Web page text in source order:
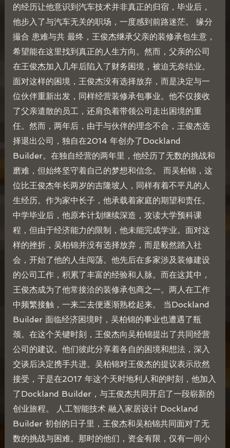
的经历让他意识到汽车技术并非真正的归宿，毕业后，
他步入了与汽车无关的职场，一度感到前路迷茫。 缘分
撮合 患难与共 最终，王俊杰继承父亲的装修承包生意，
希望能在这里找到真正的人生方向。然而，父亲的公司
在王俊杰加入几年后陷入了财务困境，被迫无奈结业。
面对这样的困境，王俊杰没有选择放弃，而是决定与一
位伙伴重新出发，同样经营装修承包事业。他不仅接收
了父亲遣散的员工，还肩负着带领公司走出困境的重
任。然而，两年后，由于与伙伴的理念不合，王俊杰选
择退出公司，独自在2014 年创办了Dockland
Builder。在独自经营的两年里，他经历了无数的挑战和
磨难，但始终坚守着自己的梦想和信念。 而吴柏锦，这
位比王俊杰年长两岁的吉隆坡人，同样有着不平凡的人
生经历。作为家中长子，他承载着家庭的期望和责任。
中学毕业后，他原本计划继续深造，攻读大学预科课
程，但由于经济能力的限制，他未能完成学业。面对这
样的挫折，吴柏锦并没有选择放弃，而是毅然踏入社
会，开始了他的人生闯荡。他先后在多家涉及装修建设
的公司工作，积累了丰富的经验和人脉。而在这其中，
王俊杰成为了他常接洽的装修承包商之一。两人在工作
中频繁接触，一来二去便逐渐熟稔起来。 当Dockland
Builder 面临经济困境时，吴柏锦的事业也遭遇了瓶
颈。在这个关键时刻，王俊杰向吴柏锦提出了共同经营
公司的建议。他们彼此分享着各自的困境和想法，深入
交谈后决定携手共进。吴柏锦对王俊杰的提议表示欣然
接受，于是在2017 年这个天时地利人和的时刻，他加入
了Dockland Builder，与王俊杰共同开启了一段崭新的
创业旅程。 人工智能技术 融入家居设计 Dockland
Builder 初创的日子里，王俊杰和吴柏锦共同面对了无
数的挑战与困难。那时的他们，资金有限，仅有一间小